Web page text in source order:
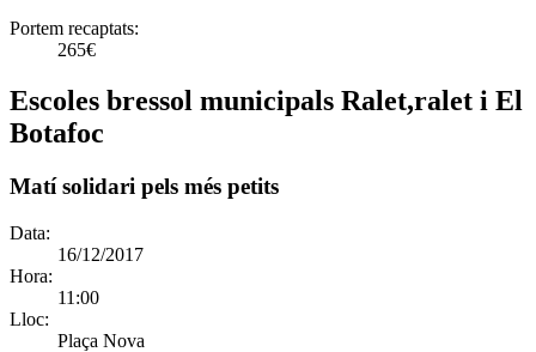
Portem recaptats:
265€
Escoles bressol municipals Ralet,ralet i El
Botafoc
Matí solidari pels més petits
Data:
16/12/2017
Hora:
11:00
Lloc:
Plaça Nova